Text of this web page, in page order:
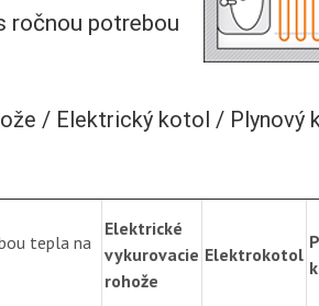
ročnou potrebou
/ Elektrický kotol / Plynový
tepla na
Elektrické
vykurovacie
rohože
Elektrokotol